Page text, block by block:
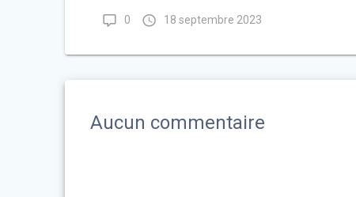
0 18 septembre 2023
Aucun commentaire